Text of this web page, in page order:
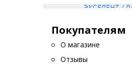
Покупателям
О магазине
Отзывы